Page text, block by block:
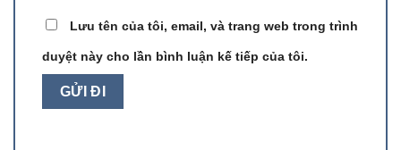
Lưu tên của tôi, email, và trang web trong trình
duyệt này cho lần bình luận kế tiếp của tôi.